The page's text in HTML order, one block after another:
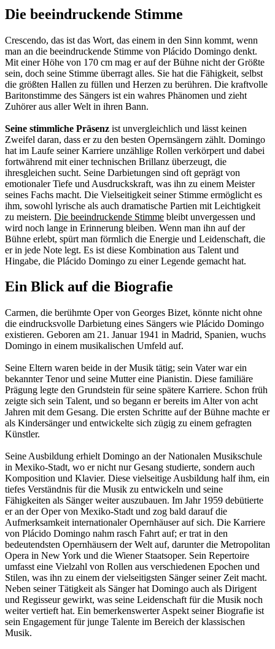
Die beeindruckende Stimme
Crescendo, das ist das Wort, das einem in den Sinn kommt, wenn
man an die beeindruckende Stimme von Plácido Domingo denkt.
Mit einer Höhe von 170 cm mag er auf der Bühne nicht der Größte
sein, doch seine Stimme überragt alles. Sie hat die Fähigkeit, selbst
die größten Hallen zu füllen und Herzen zu berühren. Die kraftvolle
Baritonstimme des Sängers ist ein wahres Phänomen und zieht
Zuhörer aus aller Welt in ihren Bann.
Seine stimmliche Präsenz ist unvergleichlich und lässt keinen
Zweifel daran, dass er zu den besten Opernsängern zählt. Domingo
hat im Laufe seiner Karriere unzählige Rollen verkörpert und dabei
fortwährend mit einer technischen Brillanz überzeugt, die
ihresgleichen sucht. Seine Darbietungen sind oft geprägt von
emotionaler Tiefe und Ausdruckskraft, was ihn zu einem Meister
seines Fachs macht. Die Vielseitigkeit seiner Stimme ermöglicht es
ihm, sowohl lyrische als auch dramatische Partien mit Leichtigkeit
zu meistern. Die beeindruckende Stimme bleibt unvergessen und
wird noch lange in Erinnerung bleiben. Wenn man ihn auf der
Bühne erlebt, spürt man förmlich die Energie und Leidenschaft, die
er in jede Note legt. Es ist diese Kombination aus Talent und
Hingabe, die Plácido Domingo zu einer Legende gemacht hat.
Ein Blick auf die Biografie
Carmen, die berühmte Oper von Georges Bizet, könnte nicht ohne
die eindrucksvolle Darbietung eines Sängers wie Plácido Domingo
existieren. Geboren am 21. Januar 1941 in Madrid, Spanien, wuchs
Domingo in einem musikalischen Umfeld auf.
Seine Eltern waren beide in der Musik tätig; sein Vater war ein
bekannter Tenor und seine Mutter eine Pianistin. Diese familiäre
Prägung legte den Grundstein für seine spätere Karriere. Schon früh
zeigte sich sein Talent, und so begann er bereits im Alter von acht
Jahren mit dem Gesang. Die ersten Schritte auf der Bühne machte er
als Kindersänger und entwickelte sich zügig zu einem gefragten
Künstler.
Seine Ausbildung erhielt Domingo an der Nationalen Musikschule
in Mexiko-Stadt, wo er nicht nur Gesang studierte, sondern auch
Komposition und Klavier. Diese vielseitige Ausbildung half ihm, ein
tiefes Verständnis für die Musik zu entwickeln und seine
Fähigkeiten als Sänger weiter auszubauen. Im Jahr 1959 debütierte
er an der Oper von Mexiko-Stadt und zog bald darauf die
Aufmerksamkeit internationaler Opernhäuser auf sich. Die Karriere
von Plácido Domingo nahm rasch Fahrt auf; er trat in den
bedeutendsten Opernhäusern der Welt auf, darunter die Metropolitan
Opera in New York und die Wiener Staatsoper. Sein Repertoire
umfasst eine Vielzahl von Rollen aus verschiedenen Epochen und
Stilen, was ihn zu einem der vielseitigsten Sänger seiner Zeit macht.
Neben seiner Tätigkeit als Sänger hat Domingo auch als Dirigent
und Regisseur gewirkt, was seine Leidenschaft für die Musik noch
weiter vertieft hat. Ein bemerkenswerter Aspekt seiner Biografie ist
sein Engagement für junge Talente im Bereich der klassischen
Musik.